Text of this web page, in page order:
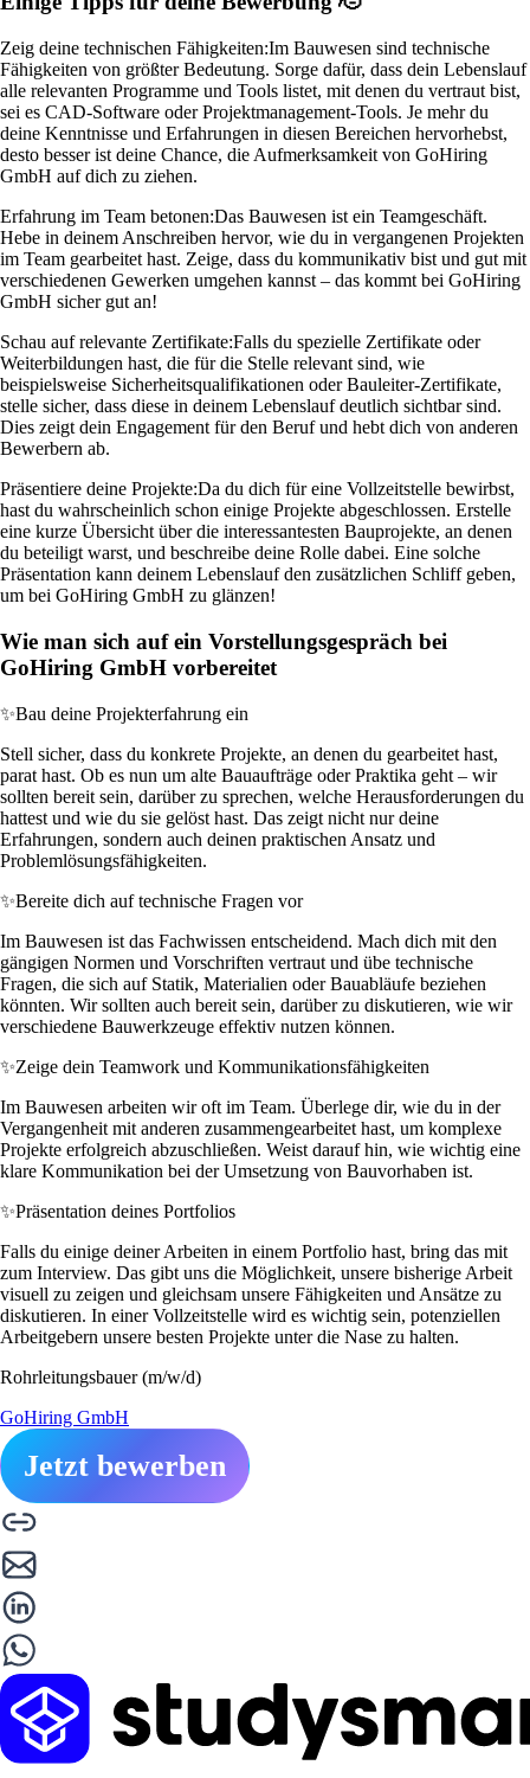
Zeig deine technischen Fähigkeiten:Im Bauwesen sind technische
Fähigkeiten von größter Bedeutung. Sorge dafür, dass dein Lebenslauf
alle relevanten Programme und Tools listet, mit denen du vertraut bist,
sei es CAD-Software oder Projektmanagement-Tools. Je mehr du
deine Kenntnisse und Erfahrungen in diesen Bereichen hervorhebst,
desto besser ist deine Chance, die Aufmerksamkeit von GoHiring
GmbH auf dich zu ziehen.
Erfahrung im Team betonen:Das Bauwesen ist ein Teamgeschäft.
Hebe in deinem Anschreiben hervor, wie du in vergangenen Projekten
im Team gearbeitet hast. Zeige, dass du kommunikativ bist und gut mit
verschiedenen Gewerken umgehen kannst – das kommt bei GoHiring
GmbH sicher gut an!
Schau auf relevante Zertifikate:Falls du spezielle Zertifikate oder
Weiterbildungen hast, die für die Stelle relevant sind, wie
beispielsweise Sicherheitsqualifikationen oder Bauleiter-Zertifikate,
stelle sicher, dass diese in deinem Lebenslauf deutlich sichtbar sind.
Dies zeigt dein Engagement für den Beruf und hebt dich von anderen
Bewerbern ab.
Präsentiere deine Projekte:Da du dich für eine Vollzeitstelle bewirbst,
hast du wahrscheinlich schon einige Projekte abgeschlossen. Erstelle
eine kurze Übersicht über die interessantesten Bauprojekte, an denen
du beteiligt warst, und beschreibe deine Rolle dabei. Eine solche
Präsentation kann deinem Lebenslauf den zusätzlichen Schliff geben,
um bei GoHiring GmbH zu glänzen!
Wie man sich auf ein Vorstellungsgespräch bei
GoHiring GmbH vorbereitet
✨Bau deine Projekterfahrung ein
Stell sicher, dass du konkrete Projekte, an denen du gearbeitet hast,
parat hast. Ob es nun um alte Bauaufträge oder Praktika geht – wir
sollten bereit sein, darüber zu sprechen, welche Herausforderungen du
hattest und wie du sie gelöst hast. Das zeigt nicht nur deine
Erfahrungen, sondern auch deinen praktischen Ansatz und
Problemlösungsfähigkeiten.
✨Bereite dich auf technische Fragen vor
Im Bauwesen ist das Fachwissen entscheidend. Mach dich mit den
gängigen Normen und Vorschriften vertraut und übe technische
Fragen, die sich auf Statik, Materialien oder Bauabläufe beziehen
könnten. Wir sollten auch bereit sein, darüber zu diskutieren, wie wir
verschiedene Bauwerkzeuge effektiv nutzen können.
✨Zeige dein Teamwork und Kommunikationsfähigkeiten
Im Bauwesen arbeiten wir oft im Team. Überlege dir, wie du in der
Vergangenheit mit anderen zusammengearbeitet hast, um komplexe
Projekte erfolgreich abzuschließen. Weist darauf hin, wie wichtig eine
klare Kommunikation bei der Umsetzung von Bauvorhaben ist.
✨Präsentation deines Portfolios
Falls du einige deiner Arbeiten in einem Portfolio hast, bring das mit
zum Interview. Das gibt uns die Möglichkeit, unsere bisherige Arbeit
visuell zu zeigen und gleichsam unsere Fähigkeiten und Ansätze zu
diskutieren. In einer Vollzeitstelle wird es wichtig sein, potenziellen
Arbeitgebern unsere besten Projekte unter die Nase zu halten.
Rohrleitungsbauer (m/w/d)
GoHiring GmbH
Jetzt bewerben